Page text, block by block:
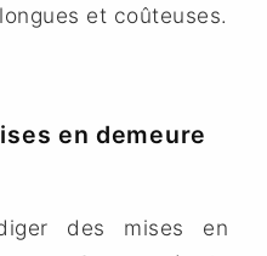
et coûteuses.
en demeure
des mises en